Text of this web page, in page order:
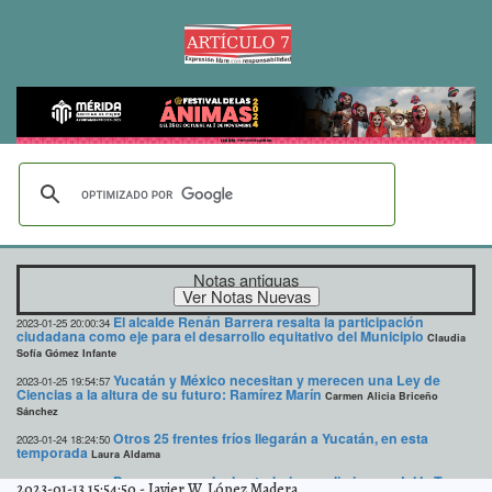
Notas antiguas
2023-01-25 20:00:34 El alcalde Renán Barrera resalta la participación
ciudadana como eje para el desarrollo equitativo del Municipio Claudia
Sofía Gómez Infante
2023-01-25 19:54:57 Yucatán y México necesitan y merecen una Ley de
Ciencias a la altura de su futuro: Ramírez Marín Carmen Alicia Briceño
Sánchez
2023-01-24 18:24:50 Otros 25 frentes fríos llegarán a Yucatán, en esta
temporada Laura Aldama
2023-01-24 18:19:24 Ponen en marcha los trabajos preliminares del Ie-Tram